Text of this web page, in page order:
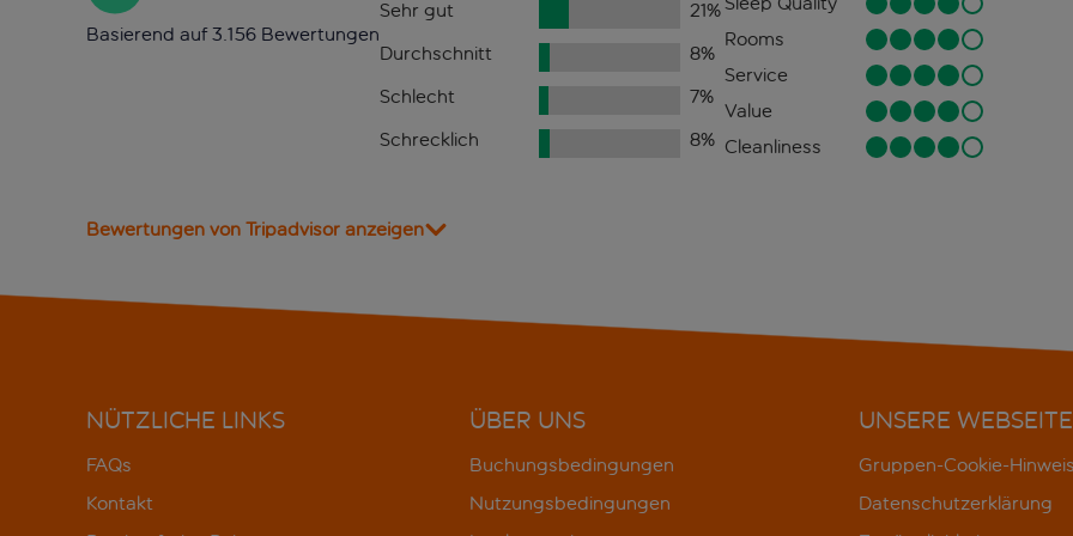
Basierend auf 3.156 Bewertungen
Sehr gut 21%
Durchschnitt
8%
Schlecht
7%
Schrecklich
8%
Rooms
Service
Value
Cleanliness
Bewertungen von Tripadvisor anzeigen
NÜTZLICHE LINKS
FAQs
Kontakt
ÜBER UNS
Buchungsbedingungen
Nutzungsbedingungen
UNSERE WEBSEITE
Gruppen-Cookie-
Datenschutzerklärung